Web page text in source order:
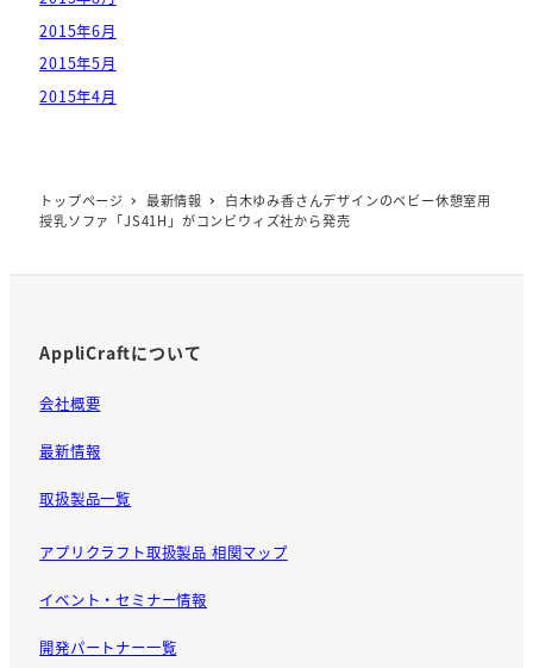
2015年6月
2015年5月
2015年4月
トップページ 最新情報
白木ゆみ香さんデザインのベビー休憩室用
授乳ソファ「JS41H」がコンビウィズ社から発売
AppliCraftについて
会社概要
最新情報
取扱製品一覧
アプリクラフト取扱製品 相関マップ
イベント・セミナー情報
開発パートナー一覧